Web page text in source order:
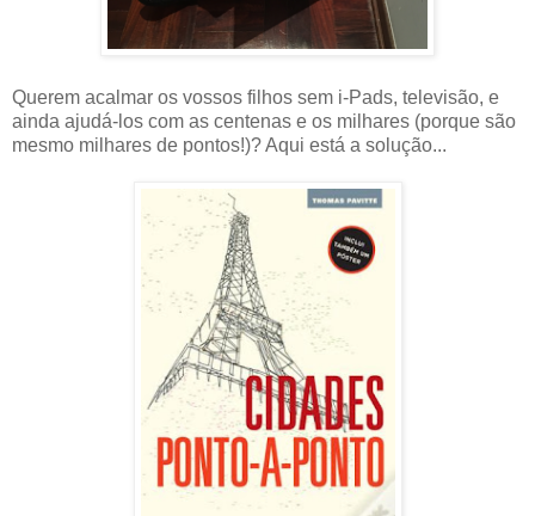
Querem acalmar os vossos filhos sem i-Pads, televisão, e
ainda ajudá-los com as centenas e os milhares (porque são
mesmo milhares de pontos!)? Aqui está a solução...